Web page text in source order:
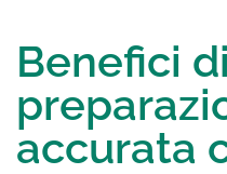
Benefici
accurata